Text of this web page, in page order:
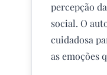
percepção
social. O
cuidadosa
as emoções